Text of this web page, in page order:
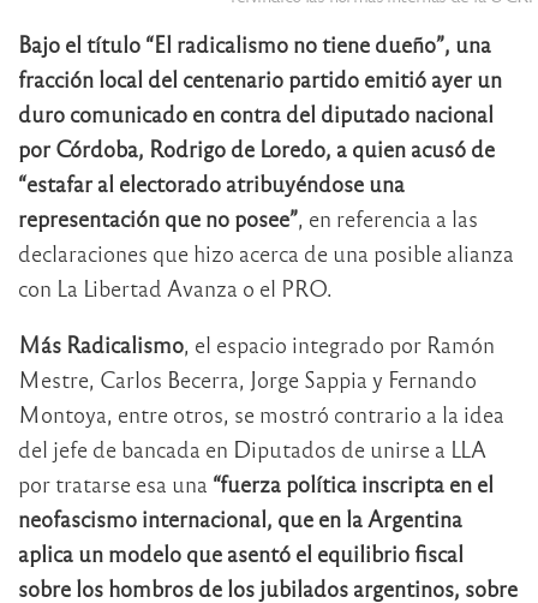
Bajo el título “El radicalismo no tiene dueño”, una
fracción local del centenario partido emitió ayer un
duro comunicado en contra del diputado nacional
por Córdoba, Rodrigo de Loredo, a quien acusó de
“estafar al electorado atribuyéndose una
representación que no posee”, en referencia a las
declaraciones que hizo acerca de una posible alianza
con La Libertad Avanza o el PRO.
Más Radicalismo, el espacio integrado por Ramón
Mestre, Carlos Becerra, Jorge Sappia y Fernando
Montoya, entre otros, se mostró contrario a la idea
del jefe de bancada en Diputados de unirse a LLA
por tratarse esa una “fuerza política inscripta en el
neofascismo internacional, que en la Argentina
aplica un modelo que asentó el equilibrio fiscal
sobre los hombros de los jubilados argentinos, sobre